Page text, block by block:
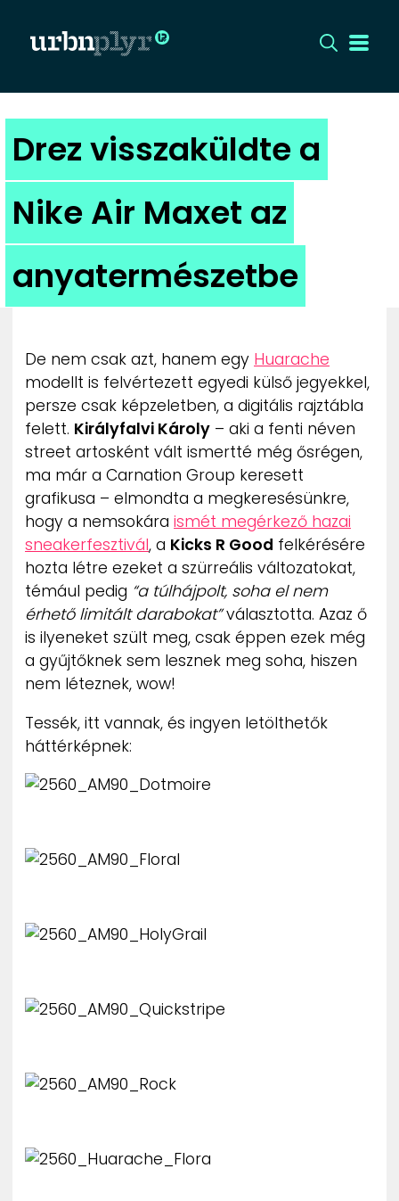
CÍMLAP
DIZÁJN
DIVAT
HIP
UTCA
ZENE
MÉDIAAJÁNLAT
IMPRESSZUM
PR-ARCHÍVUM
ADATKEZELÉSI TÁJÉKOZTATÓ
Drez visszaküldte a
Nike Air Maxet az
anyatermészetbe
De nem csak azt, hanem egy Huarache
modellt is felvértezett egyedi külső jegyekkel,
persze csak képzeletben, a digitális rajztábla
felett. Királyfalvi Károly – aki a fenti néven
street artosként vált ismertté még ősrégen,
ma már a Carnation Group keresett
grafikusa – elmondta a megkeresésünkre,
hogy a nemsokára ismét megérkező hazai
sneakerfesztivál, a Kicks R Good felkérésére
hozta létre ezeket a szürreális változatokat,
témául pedig “a túlhájpolt, soha el nem
érhető limitált darabokat”választotta. Azaz ő
is ilyeneket szült meg, csak éppen ezek még
a gyűjtőknek sem lesznek meg soha, hiszen
nem léteznek, wow!
Tessék, itt vannak, és ingyen letölthetők
háttérképnek: